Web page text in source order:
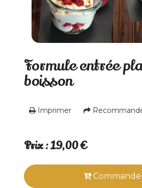
Formule entrée
boisson
Imprimer
Prix : 19,00 €